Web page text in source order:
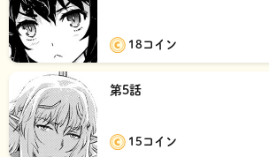
18コイン
第5話
15コイン